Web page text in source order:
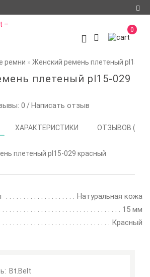
Авторизация
О компании
Доставка и оплата
Условия
0
ремни Женский ремень плетеный pl15-
плетеный pl15-029
0 /Написать отзыв
ХАРАКТЕРИСТИКИ ОТЗЫВОВ (0)
Натуральная кожа
15 мм
Красный
Bt.Belt